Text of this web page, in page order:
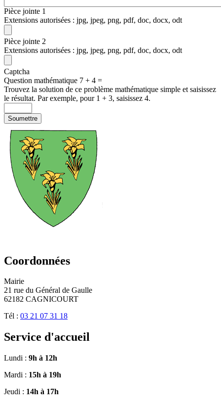
Pièce jointe 1
Extensions autorisées : jpg, jpeg, png, pdf, doc, docx, odt
Pièce jointe 2
Extensions autorisées : jpg, jpeg, png, pdf, doc, docx, odt
Captcha
Question mathématique 7 + 4 =
Trouvez la solution de ce problème mathématique simple et saisissez
le résultat. Par exemple, pour 1 + 3, saisissez 4.
Coordonnées
Mairie
21 rue du Général de Gaulle
62182 CAGNICOURT
Tél : 03 21 07 31 18
Service d'accueil
Lundi : 9h à 12h
Mardi : 15h à 19h
Jeudi : 14h à 17h